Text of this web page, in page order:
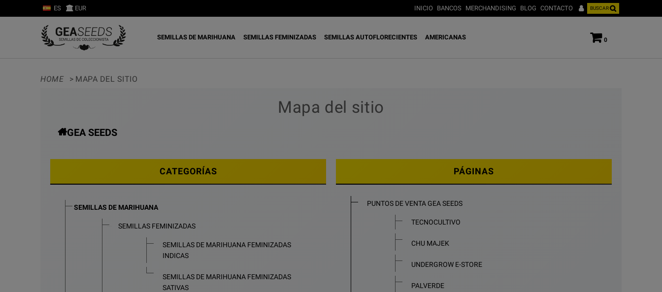
ES EUR INICIO BANCOS MERCHANDISING BLOG CONTACTO BUSCAR
SEMILLAS DE MARIHUANA SEMILLAS FEMINIZADAS SEMILLAS AUTOFLORECIENTES AMERICANAS 0
HOME > MAPA DEL SITIO
Mapa del sitio
GEA SEEDS
CATEGORÍAS
SEMILLAS DE MARIHUANA
SEMILLAS FEMINIZADAS
SEMILLAS DE MARIHUANA FEMINIZADAS
INDICAS
SEMILLAS DE MARIHUANA FEMINIZADAS
SATIVAS
PÁGINAS
PUNTOS DE VENTA GEA SEEDS
TECNOCULTIVO
CHU MAJEK
UNDERGROW E-STORE
PALVERDE